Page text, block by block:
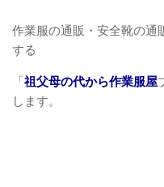
作業服の通販・安全靴の通
する
「祖父母の代から作業服屋
します。